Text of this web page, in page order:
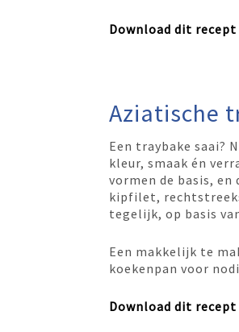
Download dit
Aziatische
Een traybake saai?
kleur, smaak én
vormen de basis,
kipfilet,
tegelijk, op basis
Een makkelijk te
koekenpan voor
Download dit